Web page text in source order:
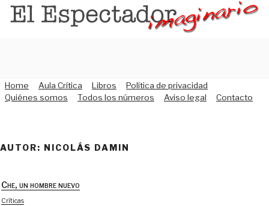
Saltar
Home Aula Crítica Libros
Política de privacidad
Quiénes somos
Todos los números Aviso legal Contacto
AUTOR: NICOLÁS DAMIN
Che, un hombre nuevo
Críticas